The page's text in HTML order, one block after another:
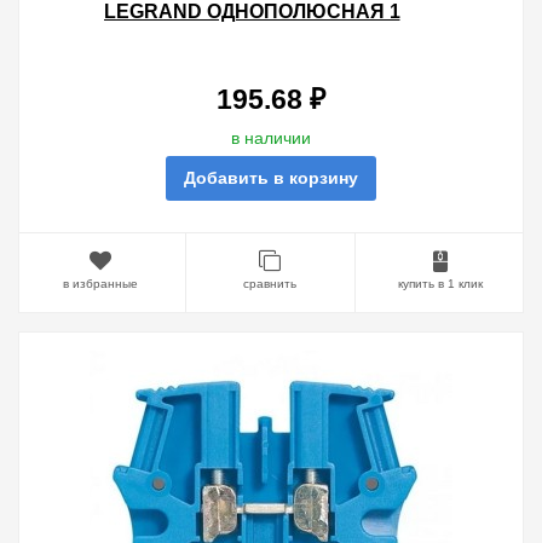
LEGRAND ОДНОПОЛЮСНАЯ 1
195.68 ₽
в наличии
Добавить в корзину
в избранные сравнить купить в 1 клик